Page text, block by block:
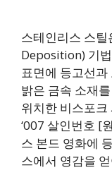
스테인리스 스
Deposition) 기
표면에 등고선
밝은 금속 소재
위치한 비스포
‘007 살인번호 [
스 본드 영화에
스에서 영감을